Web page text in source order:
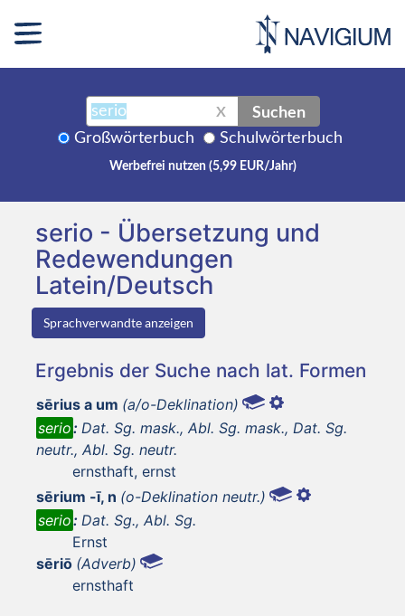
X Suchen
Großwörterbuch Schulwörterbuch
Werbefrei nutzen (5,99 EUR/Jahr)
serio - Übersetzung und
Redewendungen
Latein/Deutsch
Sprachverwandte anzeigen
Ergebnis der Suche nach lat. Formen
sērius a um (a/o-Deklination)
serio: Dat. Sg. mask., Abl. Sg. mask., Dat. Sg.
neutr., Abl. Sg. neutr.
ernsthaft, ernst
sērium -ī, n (o-Deklination neutr.)
serio: Dat. Sg., Abl. Sg.
Ernst
sēriō (Adverb)
ernsthaft